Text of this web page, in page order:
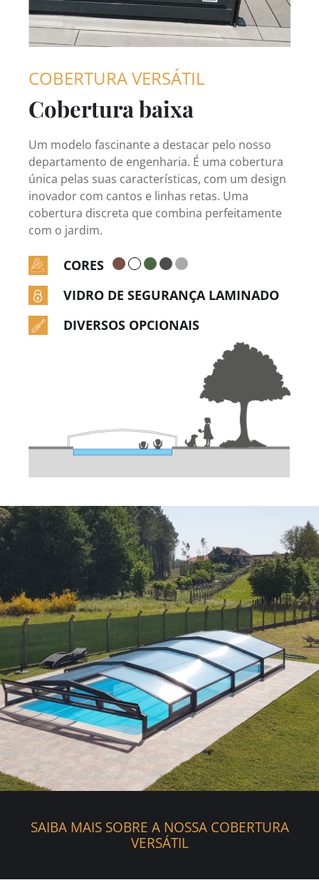
COBERTURA VERSÁTIL
Cobertura baixa
Um modelo fascinante a destacar pelo nosso
departamento de engenharia. É uma cobertura
única pelas suas características, com um design
inovador com cantos e linhas retas. Uma
cobertura discreta que combina perfeitamente
com o jardim.
CORES
VIDRO DE SEGURANÇA LAMINADO
DIVERSOS OPCIONAIS
SAIBA MAIS SOBRE A NOSSA COBERTURA
VERSÁTIL